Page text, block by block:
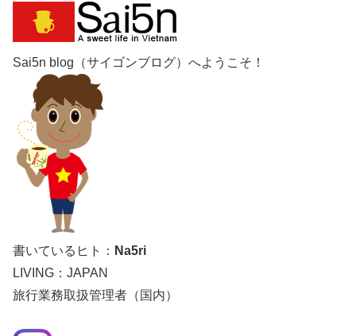
Sai5n blog（サイゴンブログ）へようこそ！
書いているヒト： Na5ri
LIVING：JAPAN
旅行業務取扱管理者（国内）